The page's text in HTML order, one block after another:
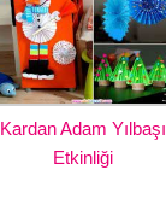
Kardan Adam Yılbaşı
Etkinliği